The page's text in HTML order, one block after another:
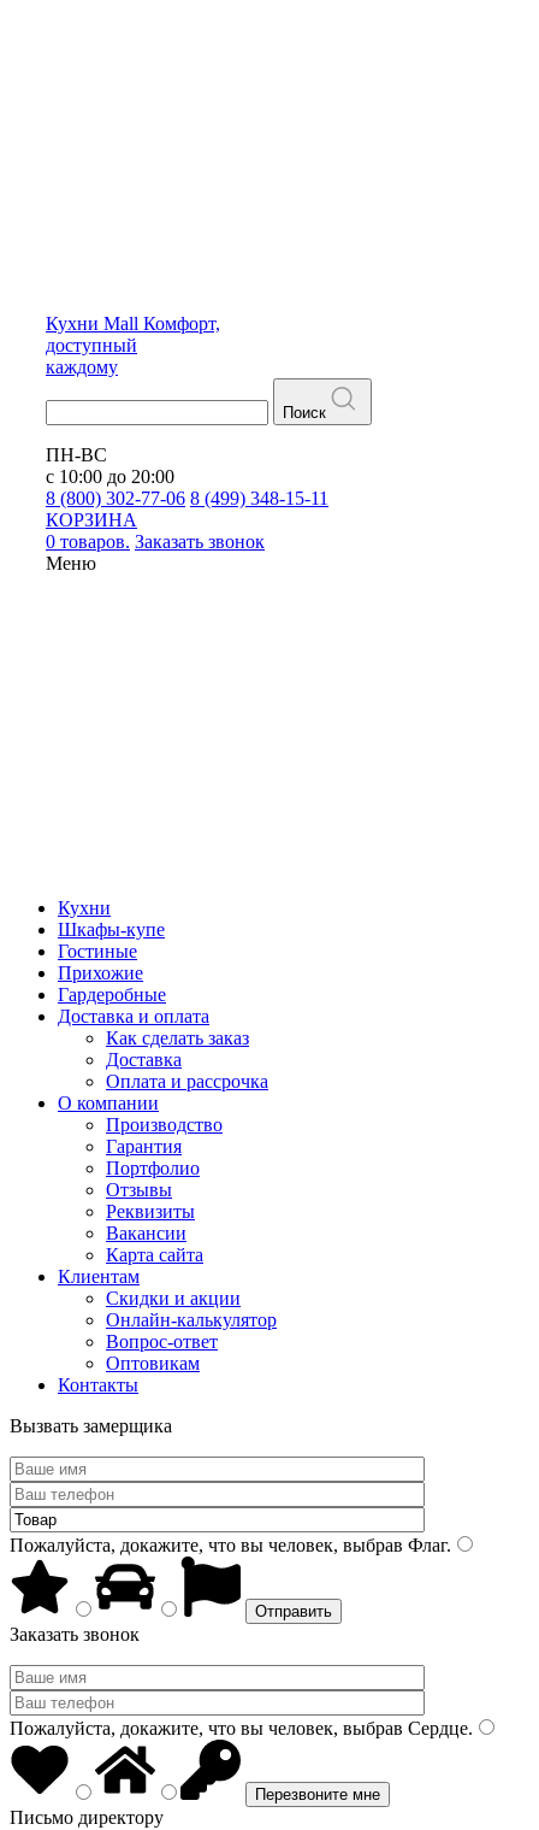
Кухни Mall Комфорт,
доступный
каждому
Поиск
ПН-ВС
с 10:00 до 20:00
8 (800) 302-77-06 8 (499) 348-15-11
КОРЗИНА
0 товаров. Заказать звонок
Меню
Кухни
Шкафы-купе
Гостиные
Прихожие
Гардеробные
Доставка и оплата
Как сделать заказ
Доставка
Оплата и рассрочка
О компании
Производство
Гарантия
Портфолио
Отзывы
Реквизиты
Вакансии
Карта сайта
Клиентам
Скидки и акции
Онлайн-калькулятор
Вопрос-ответ
Оптовикам
Контакты
Вызвать замерщика
Пожалуйста, докажите, что вы человек, выбрав Флаг.
Заказать звонок
Пожалуйста, докажите, что вы человек, выбрав Сердце.
Письмо директору